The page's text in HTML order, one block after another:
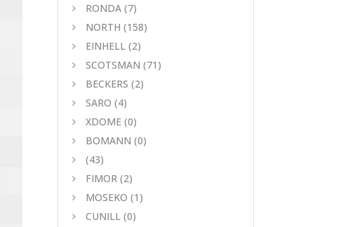
RONDA (7)
NORTH (158)
EINHELL (2)
SCOTSMAN (71)
BECKERS (2)
SARO (4)
XDOME (0)
BOMANN (0)
(43)
FIMOR (2)
MOSEKO (1)
CUNILL (0)